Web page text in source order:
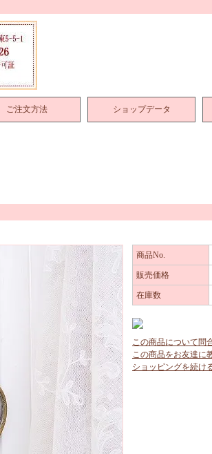
ご注文方法 ショップデータ
商品No.
販売価格
在庫数
この商品について問
この商品をお友達に
ショッピングを続け